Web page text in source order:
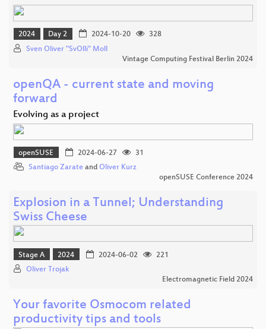
2024 Day 2 2024-10-20
328
Sven Oliver "SvOlli" Moll
Vintage Computing Festival Berlin 2024
openQA - current state and moving
forward
Evolving as a project
openSUSE 2024-06-27
31
Santiago Zarate and Oliver Kurz
openSUSE Conference 2024
Explosion in a Tunnel; Understanding
Swiss Cheese
Stage A 2024 2024-06-02
221
Oliver Trojak
Electromagnetic Field 2024
Your favorite Osmocom related
productivity tips and tools